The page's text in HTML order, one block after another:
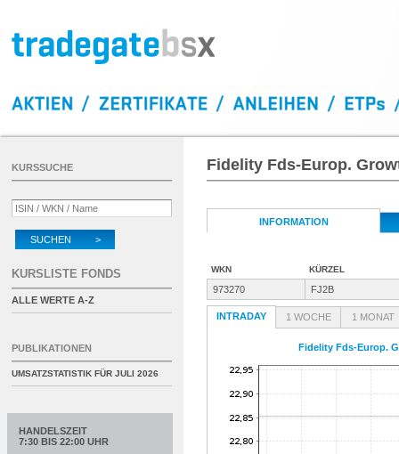
Fidelity Fds-Europ.
INFORMATION
WKN KÜRZEL
973270 FJ2B
INTRADAY 1 WOCHE 1 MONAT
Fidelity Fds-Europ.
KURSSUCHE
SUCHEN >
KURSLISTE FONDS
ALLE WERTE A-Z
PUBLIKATIONEN
UMSATZSTATISTIK FÜR JULI 2026
HANDELSZEIT
7:30 BIS 22:00 UHR